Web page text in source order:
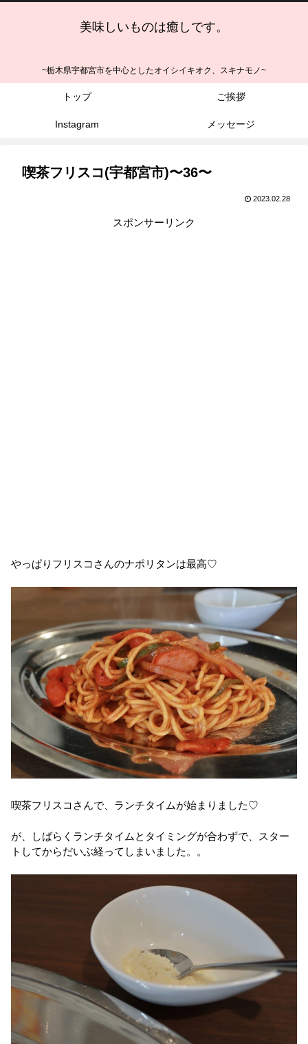
美味しいものは癒しです。
~栃木県宇都宮市を中心としたオイシイキオク、スキナモノ~
トップ ご挨拶
Instagram メッセージ
喫茶フリスコ(宇都宮市)〜36〜
2023.02.28
スポンサーリンク
やっぱりフリスコさんのナポリタンは最高♡
喫茶フリスコさんで、ランチタイムが始まりました♡
が、しばらくランチタイムとタイミングが合わずで、スター
トしてからだいぶ経ってしまいました。。